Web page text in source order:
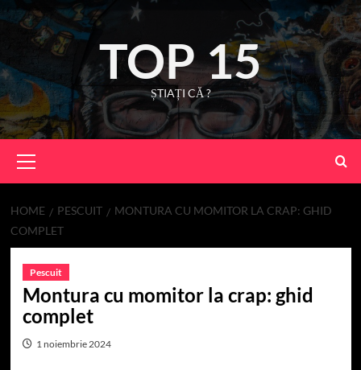
Skip
TOP 15
ȘTIAȚI CĂ ?
Menu
HOME PESCUIT
MONTURA CU MOMITOR LA CRAP: GHID
COMPLET
Pescuit
Montura cu momitor la crap: ghid
complet
1 noiembrie 2024